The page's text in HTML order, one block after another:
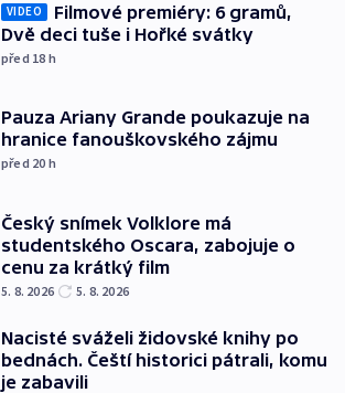
VIDEO
Filmové premiéry: 6 gramů,
Dvě deci tuše i Hořké svátky
před 18 h
Pauza Ariany Grande poukazuje na
hranice fanouškovského zájmu
před 20 h
Český snímek Volklore má
studentského Oscara, zabojuje o
cenu za krátký film
5. 8. 2026 5. 8. 2026
Nacisté sváželi židovské knihy po
bednách. Čeští historici pátrali, komu
je zabavili